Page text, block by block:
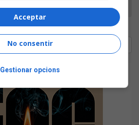
Acceptar
No consentir
Gestionar opcions